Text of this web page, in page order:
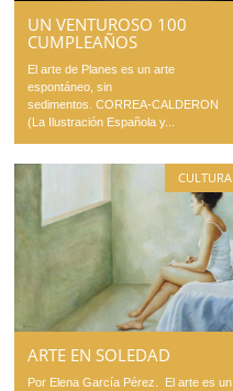
UN VENTUROSO 100
CUMPLEAÑOS
El arte de Planes es un arte
espontáneo, sin
sedimentos. CORREA-CALDERON
(La Ilustración Española y...
CULTURA
ARTE EN SOLEDAD
Por Elena García Pérez. El arte es un